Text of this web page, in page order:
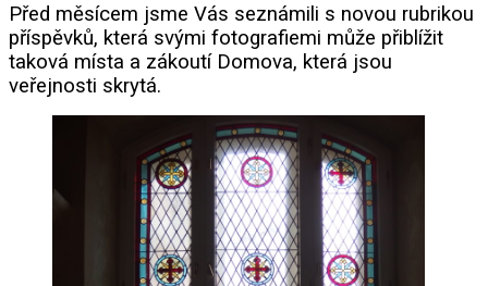
Před měsícem jsme Vás seznámili s novou rubrikou
příspěvků, která svými fotografiemi může přiblížit
taková místa a zákoutí Domova, která jsou
veřejnosti skrytá.